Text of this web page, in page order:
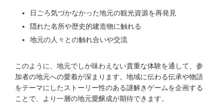
日ごろ気づかなかった地元の観光資源を再発見
隠れた名所や歴史的建造物に触れる
地元の人々との触れ合いや交流
このように、地元でしか味わえない貴重な体験を通して、参
加者の地元への愛着が深まります。地域に伝わる伝承や物語
をテーマにしたストーリー性のある謎解きゲームを企画する
ことで、より一層の地元愛醸成が期待できます。